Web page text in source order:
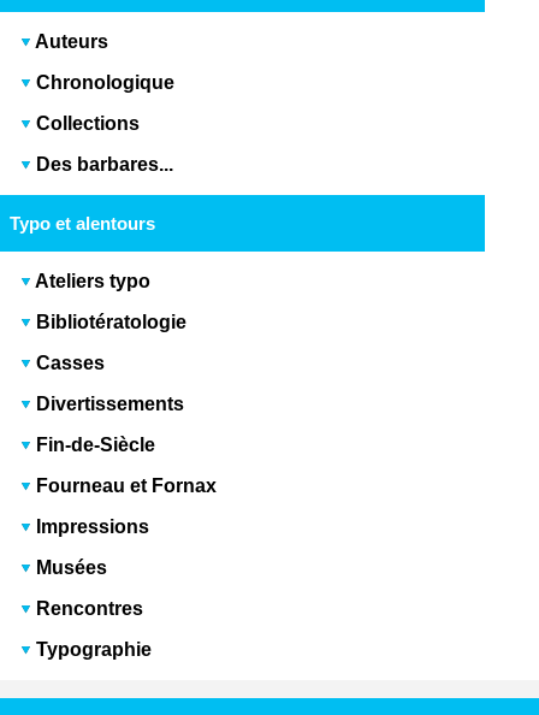
Auteurs
Chronologique
Collections
Des barbares...
Typo et alentours
Ateliers typo
Bibliotératologie
Casses
Divertissements
Fin-de-Siècle
Fourneau et Fornax
Impressions
Musées
Rencontres
Typographie